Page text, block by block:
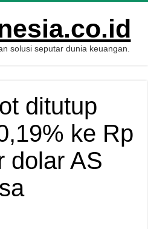
solusi seputar dunia keuangan.
ditutup
ke Rp
dolar AS